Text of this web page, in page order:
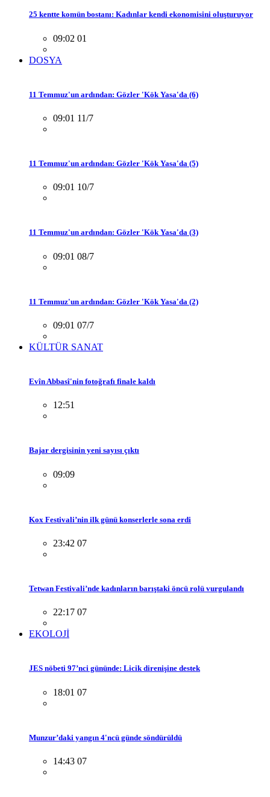
25 kentte komün bostanı: Kadınlar kendi ekonomisini oluşturuyor
09:02 01
DOSYA
11 Temmuz'un ardından: Gözler 'Kök Yasa'da (6)
09:01 11/7
11 Temmuz'un ardından: Gözler 'Kök Yasa'da (5)
09:01 10/7
11 Temmuz'un ardından: Gözler 'Kök Yasa'da (3)
09:01 08/7
11 Temmuz'un ardından: Gözler 'Kök Yasa'da (2)
09:01 07/7
KÜLTÜR SANAT
Evîn Abbasî'nin fotoğrafı finale kaldı
12:51
Bajar dergisinin yeni sayısı çıktı
09:09
Kox Festivali’nin ilk günü konserlerle sona erdi
23:42 07
Tetwan Festivali’nde kadınların barıştaki öncü rolü vurgulandı
22:17 07
EKOLOJİ
JES nöbeti 97’nci gününde: Licik direnişine destek
18:01 07
Munzur’daki yangın 4'ncü günde söndürüldü
14:43 07